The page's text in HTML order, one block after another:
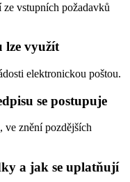
vstupních požadavků
lze využít
elektronickou poštou.
se postupuje
ve znění pozdějších
a jak se uplatňují